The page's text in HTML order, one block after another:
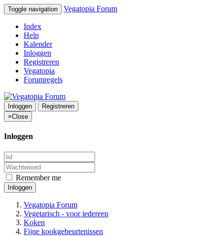
Toggle navigation Vegatopia Forum
Index
Help
Kalender
Inloggen
Registreren
Vegatopia
Forumregels
Inloggen
Registreren
×Close
Inloggen
Remember me
Inloggen
Vegatopia Forum
Vegetarisch - voor iedereen
Koken
Fijne kookgebeurtenissen